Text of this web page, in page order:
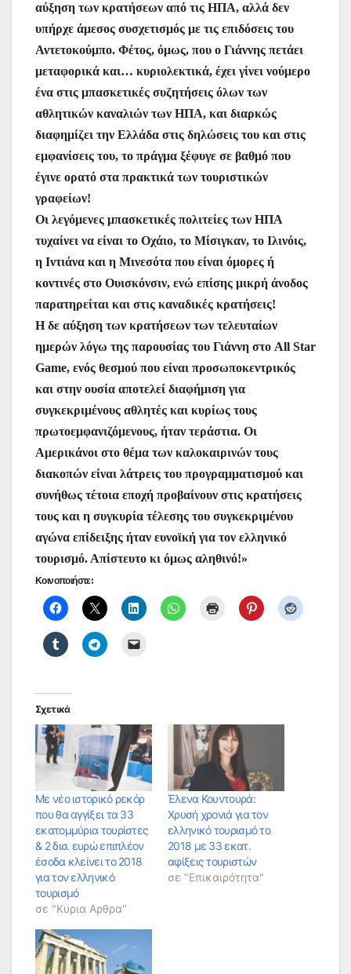
αύξηση των κρατήσεων από τις ΗΠΑ, αλλά δεν
υπήρχε άμεσος συσχετισμός με τις επιδόσεις του
Αντετοκούμπο. Φέτος, όμως, που ο Γιάννης πετάει
μεταφορικά και… κυριολεκτικά, έχει γίνει νούμερο
ένα στις μπασκετικές συζητήσεις όλων των
αθλητικών καναλιών των ΗΠΑ, και διαρκώς
διαφημίζει την Ελλάδα στις δηλώσεις του και στις
εμφανίσεις του, το πράγμα ξέφυγε σε βαθμό που
έγινε ορατό στα πρακτικά των τουριστικών
γραφείων!
Οι λεγόμενες μπασκετικές πολιτείες των ΗΠΑ
τυχαίνει να είναι το Οχάιο, το Μίσιγκαν, το Ιλινόις,
η Ιντιάνα και η Μινεσότα που είναι όμορες ή
κοντινές στο Ουισκόνσιν, ενώ επίσης μικρή άνοδος
παρατηρείται και στις καναδικές κρατήσεις!
Η δε αύξηση των κρατήσεων των τελευταίων
ημερών λόγω της παρουσίας του Γιάννη στο All Star
Game, ενός θεσμού που είναι προσωποκεντρικός
και στην ουσία αποτελεί διαφήμιση για
συγκεκριμένους αθλητές και κυρίως τους
πρωτοεμφανιζόμενους, ήταν τεράστια. Οι
Αμερικάνοι στο θέμα των καλοκαιρινών τους
διακοπών είναι λάτρεις του προγραμματισμού και
συνήθως τέτοια εποχή προβαίνουν στις κρατήσεις
τους και η συγκυρία τέλεσης του συγκεκριμένου
αγώνα επίδειξης ήταν ευνοϊκή για τον ελληνικό
τουρισμό. Απίστευτο κι όμως αληθινό!»
Κοινοποιήστε:
Σχετικά
Με νέο ιστορικό ρεκόρ
που θα αγγίξει τα 33
εκατομμύρια τουρίστες
& 2 δισ. ευρώ επιπλέον
έσοδα κλείνει το 2018
για τον ελληνικό
τουρισμό
σε "Κυρια Αρθρα"
Έλενα Κουντουρά:
Χρυσή χρονιά για τον
ελληνικό τουρισμό το
2018 με 33 εκατ.
αφίξεις τουριστών
σε "Επικαιρότητα"